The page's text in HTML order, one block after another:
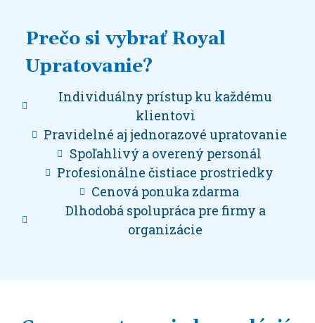
Prečo si vybrať Royal
Upratovanie?
Individuálny prístup ku každému
klientovi
Pravidelné aj jednorazové upratovanie
Spoľahlivý a overený personál
Profesionálne čistiace prostriedky
Cenová ponuka zdarma
Dlhodobá spolupráca pre firmy a
organizácie